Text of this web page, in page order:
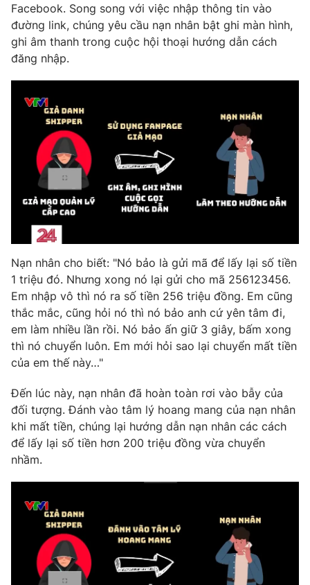
THỜI BÁO VTV
Theo dõi báo trên
Cơ quan chủ quản:
Đài Truyền hình Việt Nam
Cơ quan báo chí:Thời báo VTV
Giấy phép hoạt động báo in và báo điện tử số 483/GP-BTTTT
cấp ngày 29/12/2023
Tổng Biên tập:
Vũ Thanh Thủy
Phó Tổng Biên tập:
Nguyễn Trọng Ninh
Tổng đài VTV:024.38 355 931 - 024.38 355 932
Ðiện thoại Thời báo VTV:024.66 897 897
Email:toasoan@vtv.vn
Liên hệ quảng cáo:024-7300.7108
® Cấm sao chép dưới mọi hình thức nếu không có sự chấp
thuận bằng văn bản. Ghi rõ nguồn VTV.vn khi phát hành lại
thông tin từ website này.
Facebook. Song song với việc nhập thông tin vào
đường link, chúng yêu cầu nạn nhân bật ghi màn hình,
ghi âm thanh trong cuộc hội thoại hướng dẫn cách
đăng nhập.
Nạn nhân cho biết: "Nó bảo là gửi mã để lấy lại số tiền
1 triệu đó. Nhưng xong nó lại gửi cho mã 256123456.
Em nhập vô thì nó ra số tiền 256 triệu đồng. Em cũng
thắc mắc, cũng hỏi nó thì nó bảo anh cứ yên tâm đi,
em làm nhiều lần rồi. Nó bảo ấn giữ 3 giây, bấm xong
thì nó chuyển luôn. Em mới hỏi sao lại chuyển mất tiền
của em thế này…"
Đến lúc này, nạn nhân đã hoàn toàn rơi vào bẫy của
đối tượng. Đánh vào tâm lý hoang mang của nạn nhân
khi mất tiền, chúng lại hướng dẫn nạn nhân các cách
để lấy lại số tiền hơn 200 triệu đồng vừa chuyển
nhầm.